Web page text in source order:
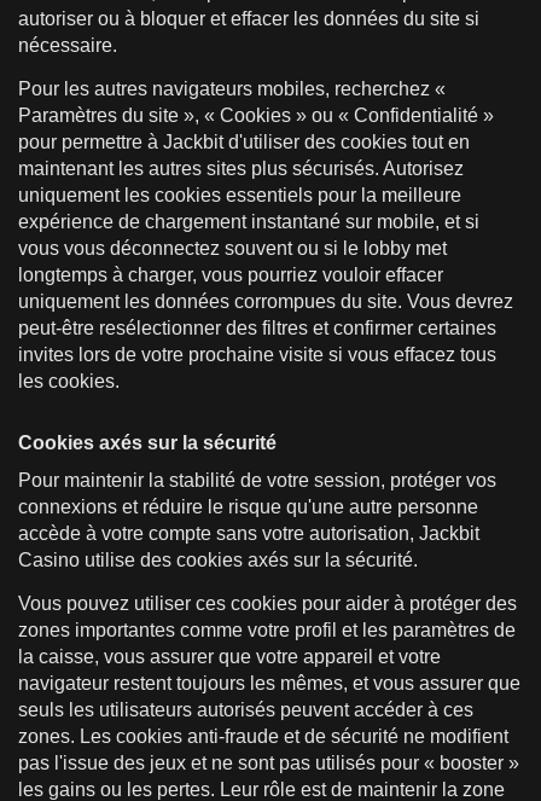
autoriser ou à bloquer et effacer les données du site si
nécessaire.
Pour les autres navigateurs mobiles, recherchez «
Paramètres du site », « Cookies » ou « Confidentialité »
pour permettre à Jackbit d'utiliser des cookies tout en
maintenant les autres sites plus sécurisés. Autorisez
uniquement les cookies essentiels pour la meilleure
expérience de chargement instantané sur mobile, et si
vous vous déconnectez souvent ou si le lobby met
longtemps à charger, vous pourriez vouloir effacer
uniquement les données corrompues du site. Vous devrez
peut-être resélectionner des filtres et confirmer certaines
invites lors de votre prochaine visite si vous effacez tous
les cookies.
Cookies axés sur la sécurité
Pour maintenir la stabilité de votre session, protéger vos
connexions et réduire le risque qu'une autre personne
accède à votre compte sans votre autorisation, Jackbit
Casino utilise des cookies axés sur la sécurité.
Vous pouvez utiliser ces cookies pour aider à protéger des
zones importantes comme votre profil et les paramètres de
la caisse, vous assurer que votre appareil et votre
navigateur restent toujours les mêmes, et vous assurer que
seuls les utilisateurs autorisés peuvent accéder à ces
zones. Les cookies anti-fraude et de sécurité ne modifient
pas l'issue des jeux et ne sont pas utilisés pour « booster »
les gains ou les pertes. Leur rôle est de maintenir la zone